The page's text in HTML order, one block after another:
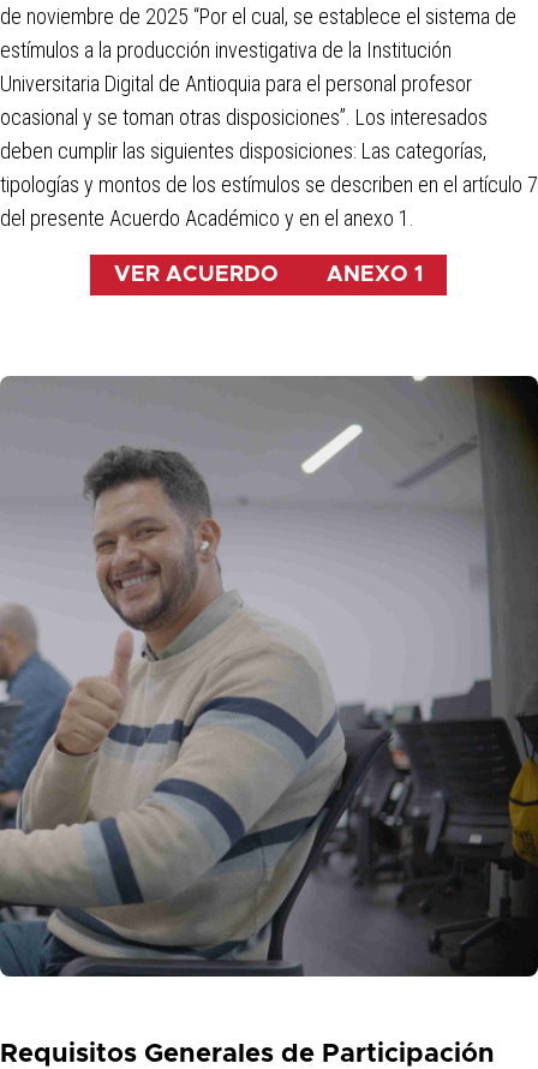
de noviembre de 2025 “Por el cual, se establece el sistema de
estímulos a la producción investigativa de la Institución
Universitaria Digital de Antioquia para el personal profesor
ocasional y se toman otras disposiciones”. Los interesados
deben cumplir las siguientes disposiciones: Las categorías,
tipologías y montos de los estímulos se describen en el artículo 7
del presente Acuerdo Académico y en el anexo 1.
VER ACUERDO ANEXO 1
Requisitos Generales de Participación